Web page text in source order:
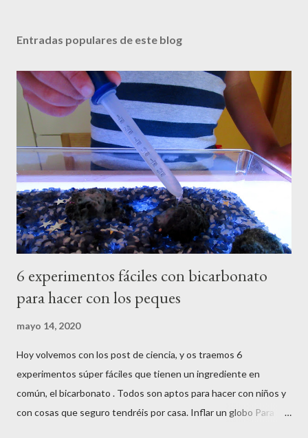
Entradas populares de este blog
6 experimentos fáciles con bicarbonato
para hacer con los peques
mayo 14, 2020
Hoy volvemos con los post de ciencia, y os traemos 6
experimentos súper fáciles que tienen un ingrediente en
común, el bicarbonato . Todos son aptos para hacer con niños y
con cosas que seguro tendréis por casa. Inflar un globo Para